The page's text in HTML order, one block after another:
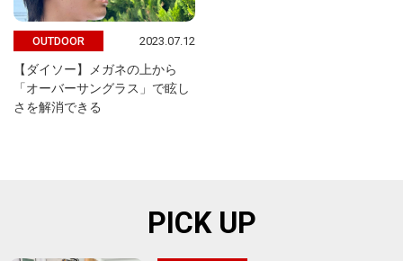
OUTDOOR 2023.07.12
【ダイソー】メガネの上から
「オーバーサングラス」で眩し
さを解消できる
PICK UP